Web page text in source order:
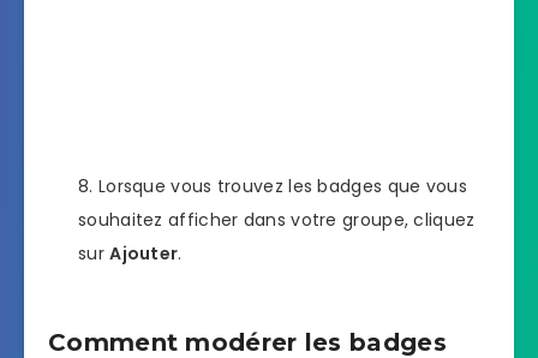
Lorsque vous trouvez les badges que vous
souhaitez afficher dans votre groupe, cliquez
surAjouter.
Comment modérer les badges